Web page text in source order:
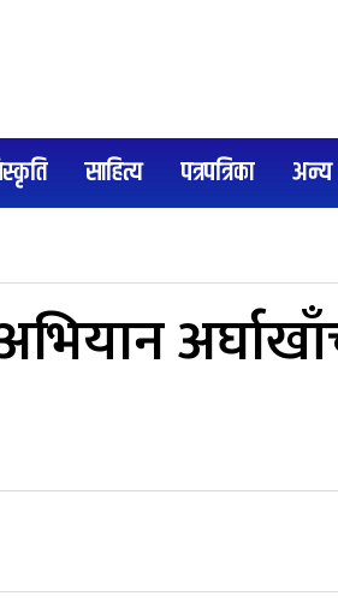
साहित्य पत्रपत्रिका अन्य